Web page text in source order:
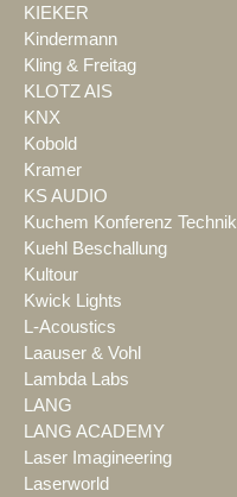
KIEKER
Kindermann
Kling & Freitag
KLOTZ AIS
KNX
Kobold
Kramer
KS AUDIO
Kuchem Konferenz Technik
Kuehl Beschallung
Kultour
Kwick Lights
L-Acoustics
Laauser & Vohl
Lambda Labs
LANG
LANG ACADEMY
Laser Imagineering
Laserworld